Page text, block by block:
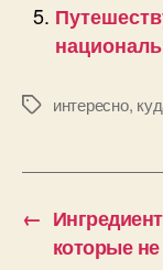
Позначкиинтересно,
←
которые